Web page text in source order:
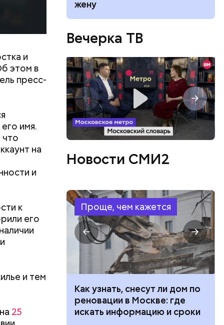
и
этом в
пресс-
имя.
что
на
и
к
его
и тем
25
Эти
жену
Вечерка ТВ
Новости СМИ2
Проще, чем кажется
тысяч
кто может
Как узнать, снесут ли дом по
реновации в Москве: где
искать информацию и сроки